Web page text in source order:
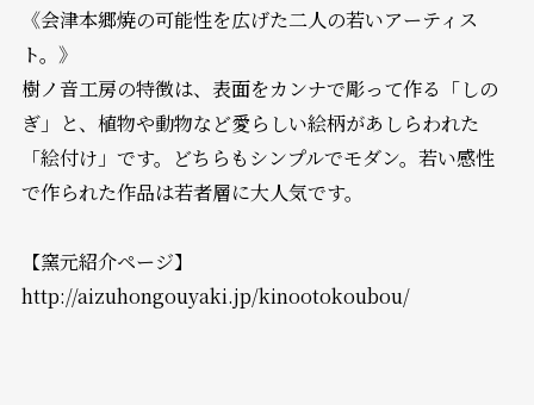
《会津本郷焼の可能性を広げた二人の若いアーティス
ト。》
樹ノ音工房の特徴は、表面をカンナで彫って作る「しの
ぎ」と、植物や動物など愛らしい絵柄があしらわれた
「絵付け」です。どちらもシンプルでモダン。若い感性
で作られた作品は若者層に大人気です。
【窯元紹介ページ】
http://aizuhongouyaki.jp/kinootokoubou/